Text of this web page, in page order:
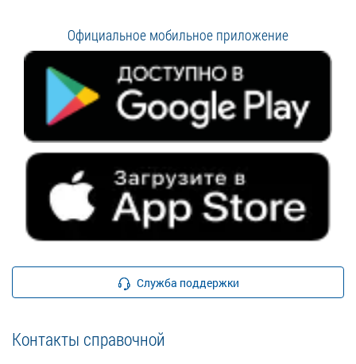
Официальное мобильное приложение
Служба поддержки
Контакты справочной